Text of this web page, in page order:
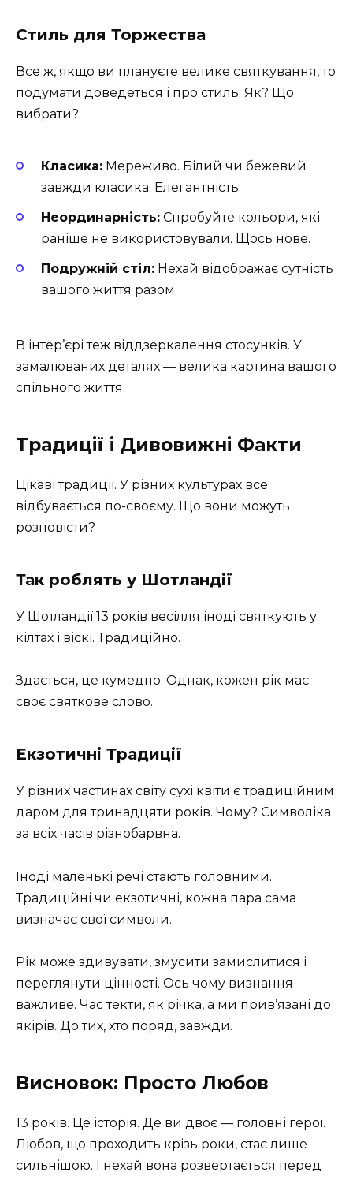
Стиль для Торжества
Все ж, якщо ви плануєте велике святкування, то
подумати доведеться і про стиль. Як? Що
вибрати?
Класика: Мереживо. Білий чи бежевий
завжди класика. Елегантність.
Неординарність: Спробуйте кольори, які
раніше не використовували. Щось нове.
Подружній стіл: Нехай відображає сутність
вашого життя разом.
В інтер’єрі теж віддзеркалення стосунків. У
замалюваних деталях — велика картина вашого
спільного життя.
Традиції і Дивовижні Факти
Цікаві традиції. У різних культурах все
відбувається по-своєму. Що вони можуть
розповісти?
Так роблять у Шотландії
У Шотландії 13 років весілля іноді святкують у
кілтах і віскі. Традиційно.
Здається, це кумедно. Однак, кожен рік має
своє святкове слово.
Екзотичні Традиції
У різних частинах світу сухі квіти є традиційним
даром для тринадцяти років. Чому? Символіка
за всіх часів різнобарвна.
Іноді маленькі речі стають головними.
Традиційні чи екзотичні, кожна пара сама
визначає свої символи.
Рік може здивувати, змусити замислитися і
переглянути цінності. Ось чому визнання
важливе. Час текти, як річка, а ми прив’язані до
якірів. До тих, хто поряд, завжди.
Висновок: Просто Любов
13 років. Це історія. Де ви двоє — головні герої.
Любов, що проходить крізь роки, стає лише
сильнішою. І нехай вона розвертається перед